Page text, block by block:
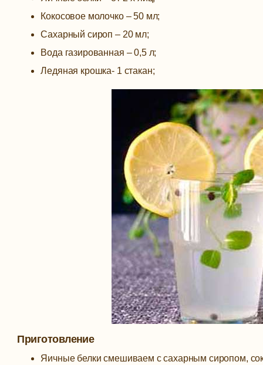
Кокосовое молочко – 50 мл;
Сахарный сироп – 20 мл;
Вода газированная – 0,5 л;
Ледяная крошка- 1 стакан;
Приготовление
Яичные белки смешиваем с сахарным сиропом,